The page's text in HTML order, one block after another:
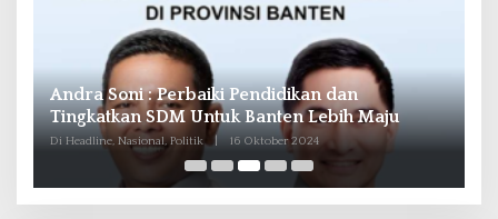
Andra Soni : Perbaiki Pendidikan dan
Tingkatkan SDM Untuk Banten Lebih Maju
Di Headline, Nasional, Politik 16 Oktober 2024